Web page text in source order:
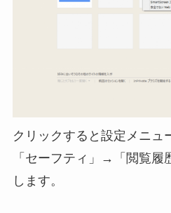
クリックすると設定メニュ
「セーフティ」→「閲覧履
します。